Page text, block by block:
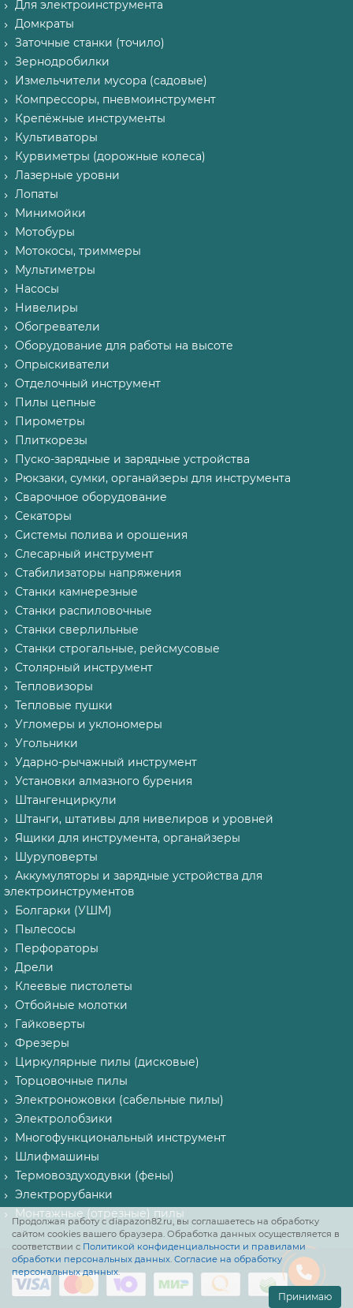
Продолжая работу с diapazon82.ru, вы соглашаетесь на обработку
сайтом cookies вашего браузера. Обработка данных осуществляется в
соответствии с Политикой конфиденциальности и правилами
обработки персональных данных. Согласие на обработку
персональных данных.
Принимаю
Для электроинструмента
Домкраты
Заточные станки (точило)
Зернодробилки
Измельчители мусора (садовые)
Компрессоры, пневмоинструмент
Крепёжные инструменты
Культиваторы
Курвиметры (дорожные колеса)
Лазерные уровни
Лопаты
Минимойки
Мотобуры
Мотокосы, триммеры
Мультиметры
Насосы
Нивелиры
Обогреватели
Оборудование для работы на высоте
Опрыскиватели
Отделочный инструмент
Пилы цепные
Пирометры
Плиткорезы
Пуско-зарядные и зарядные устройства
Рюкзаки, сумки, органайзеры для инструмента
Сварочное оборудование
Секаторы
Системы полива и орошения
Слесарный инструмент
Стабилизаторы напряжения
Станки камнерезные
Станки распиловочные
Станки сверлильные
Станки строгальные, рейсмусовые
Столярный инструмент
Тепловизоры
Тепловые пушки
Угломеры и уклономеры
Угольники
Ударно-рычажный инструмент
Установки алмазного бурения
Штангенциркули
Штанги, штативы для нивелиров и уровней
Ящики для инструмента, органайзеры
Шуруповерты
Аккумуляторы и зарядные устройства для
электроинструментов
Болгарки (УШМ)
Пылесосы
Перфораторы
Дрели
Клеевые пистолеты
Отбойные молотки
Гайковерты
Фрезеры
Циркулярные пилы (дисковые)
Торцовочные пилы
Электроножовки (сабельные пилы)
Электролобзики
Многофункциональный инструмент
Шлифмашины
Термовоздуходувки (фены)
Электрорубанки
Монтажные (отрезные) пилы